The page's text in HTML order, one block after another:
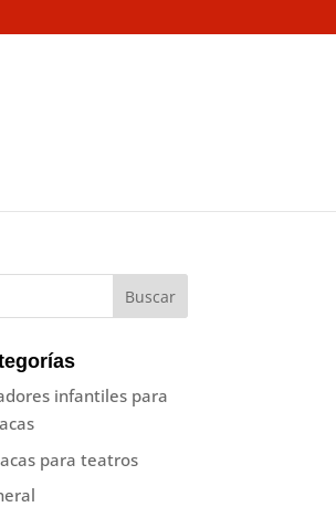
infantiles para
para teatros